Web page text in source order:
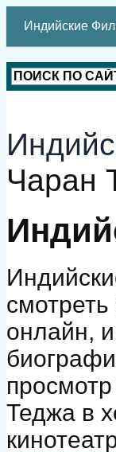
Индийские
Чаран
онлайн,
Теджа в